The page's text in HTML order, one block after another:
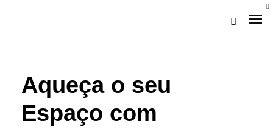
Aqueça o seu
Espaço com